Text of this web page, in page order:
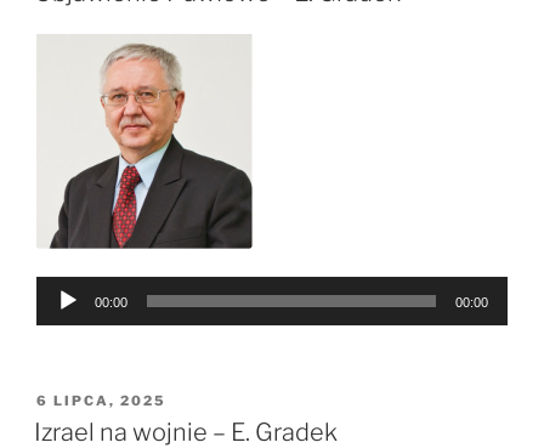
Odtwarzacz
00:00 00:00
OPUBLIKOWANE
W
6 LIPCA, 2025
Izrael na wojnie – E. Gradek